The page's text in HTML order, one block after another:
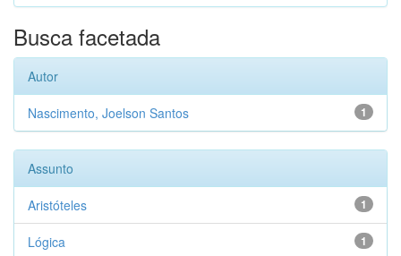
Busca facetada
Autor
1
Nascimento, Joelson Santos
Assunto
1
Aristóteles
1
Lógica